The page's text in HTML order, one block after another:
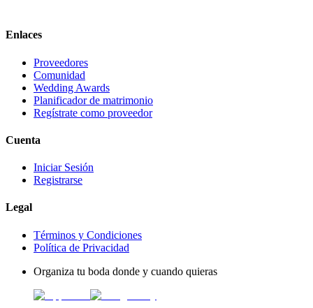
Enlaces
Proveedores
Comunidad
Wedding Awards
Planificador de matrimonio
Regístrate como proveedor
Cuenta
Iniciar Sesión
Registrarse
Legal
Términos y Condiciones
Política de Privacidad
Organiza tu boda donde y cuando quieras